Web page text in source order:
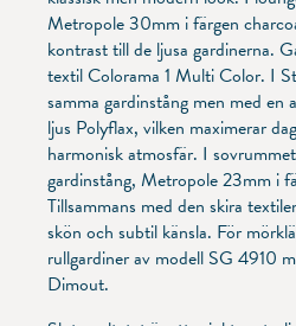
Metropole 30mm i färgen
kontrast till de ljusa gardinerna.
textil Colorama 1 Multi Color. I
samma gardinstång men med en
ljus Polyflax, vilken maximerar
harmonisk atmosfär. I
gardinstång, Metropole 23mm i
Tillsammans med den skira
skön och subtil känsla. För
rullgardiner av modell SG 4910
Dimout.